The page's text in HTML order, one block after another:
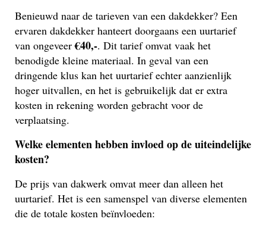
Benieuwd naar de tarieven van een dakdekker? Een
ervaren dakdekker hanteert doorgaans een uurtarief
van ongeveer€40,-. Dit tarief omvat vaak het
benodigde kleine materiaal. In geval van een
dringende klus kan het uurtarief echter aanzienlijk
hoger uitvallen, en het is gebruikelijk dat er extra
kosten in rekening worden gebracht voor de
verplaatsing.
Welke elementen hebben invloed op de uiteindelijke
kosten?
De prijs van dakwerk omvat meer dan alleen het
uurtarief. Het is een samenspel van diverse elementen
die de totale kosten beïnvloeden: